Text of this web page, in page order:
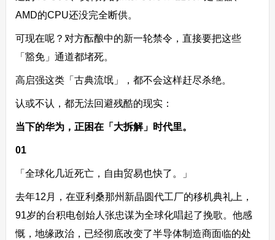
AMD的CPU还没完全断供。
可现在呢？对方酝酿中的新一轮禁令，直接要把这些
「豁免」通道都堵死。
高启强这类「古典流氓」，都不会这样赶尽杀绝。
认或不认，都无法回避残酷的现实：
当下的华为，正困在「大拆解」时代里。
01
「全球化几近死亡，自由贸易也快了。」
去年12月，在亚利桑那州新晶圆代工厂的移机典礼上，
91岁的台积电创始人张忠谋为全球化唱起了挽歌。他感
慨，地缘政治，已经彻底改变了半导体制造商面临的处